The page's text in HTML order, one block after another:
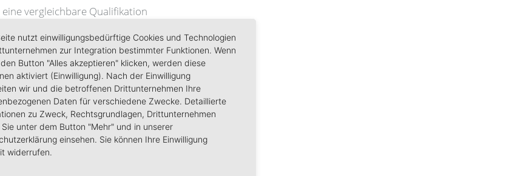
vergleichbare Qualifikation
Umfeld
und IT-Sicherheit
Arbeitsweise
Kunden
und Software
nutzt einwilligungsbedürftige Cookies und Technologien
zur Integration bestimmter Funktionen. Wenn
Button "Alles akzeptieren" klicken, werden diese
aktiviert (Einwilligung). Nach der Einwilligung
wir und die betroffenen Drittunternehmen Ihre
Daten für verschiedene Zwecke. Detaillierte
zu Zweck, Rechtsgrundlagen, Drittunternehmen
Sie unter dem Button "Mehr" und in unserer
einsehen. Sie können Ihre Einwilligung
widerrufen.